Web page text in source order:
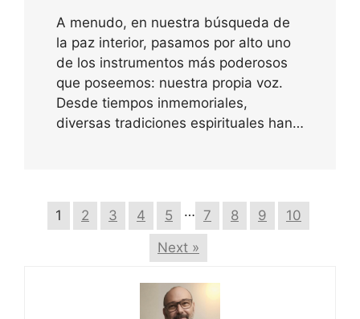
A menudo, en nuestra búsqueda de
la paz interior, pasamos por alto uno
de los instrumentos más poderosos
que poseemos: nuestra propia voz.
Desde tiempos inmemoriales,
diversas tradiciones espirituales han…
1 2 3 4 5 … 7 8 9
10
Next »